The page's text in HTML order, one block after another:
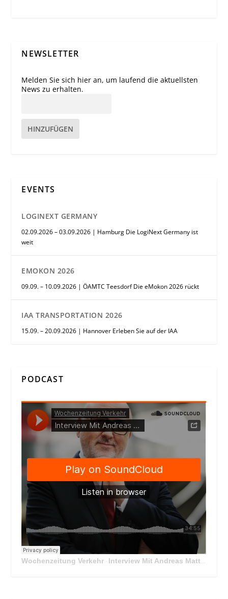
NEWSLETTER
Melden Sie sich hier an, um laufend die aktuellsten
News zu erhalten.
HINZUFÜGEN
EVENTS
LOGINEXT GERMANY
02.09.2026 – 03.09.2026 | Hamburg Die LogiNext Germany ist
weit
EMOKON 2026
09.09. – 10.09.2026 | ÖAMTC Teesdorf Die eMokon 2026 rückt
IAA TRANSPORTATION 2026
15.09. – 20.09.2026 | Hannover Erleben Sie auf der IAA
PODCAST
Wochenzeitung Verkehr · Interview Mit Andreas Matthä, CEO der ÖBB Holding